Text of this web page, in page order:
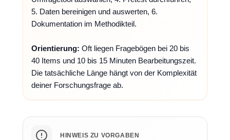
5. Daten bereinigen und auswerten, 6.
Dokumentation im Methodikteil.
Orientierung: Oft liegen Fragebögen bei 20 bis
40 Items und 10 bis 15 Minuten Bearbeitungszeit.
Die tatsächliche Länge hängt von der Komplexität
deiner Forschungsfrage ab.
HINWEIS ZU VORGABEN